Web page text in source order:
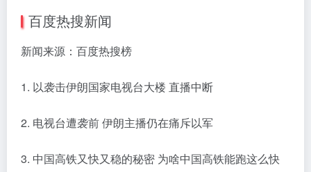
百度热搜新闻
新闻来源：百度热搜榜
1. 以袭击伊朗国家电视台大楼 直播中断
2. 电视台遭袭前 伊朗主播仍在痛斥以军
3. 中国高铁又快又稳的秘密 为啥中国高铁能跑这么快